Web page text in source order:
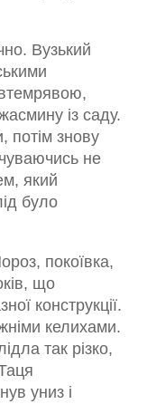
Вузький
із саду.
потім знову
не
який
було
покоївка,
що
конструкції.
келихами.
так різко,
униз і